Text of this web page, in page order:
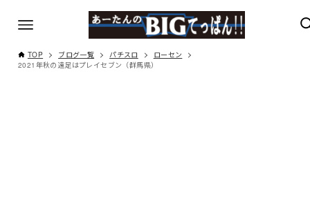
TOP ブログ一覧 パチスロ
ローセン
2021年秋の遠足はプレイセブン（群馬県）